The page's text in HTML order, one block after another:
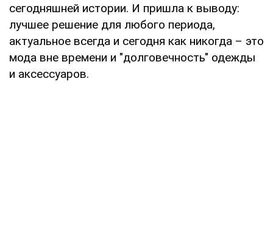
сегодняшней истории. И пришла к выводу:
лучшее решение для любого периода,
актуальное всегда и сегодня как никогда – это
мода вне времени и "долговечность" одежды
и аксессуаров.